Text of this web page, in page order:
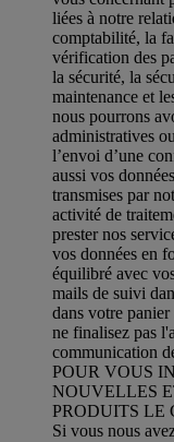
liées à notre
comptabilité, la
vérification des
la sécurité, la
maintenance et
nous pourrons
administratives
l’envoi d’une
aussi vos
transmises par
activité de
prester nos
vos données en
équilibré avec
mails de suivi
dans votre
ne finalisez pas
communication
POUR VOUS
NOUVELLES
PRODUITS LE
Si vous nous